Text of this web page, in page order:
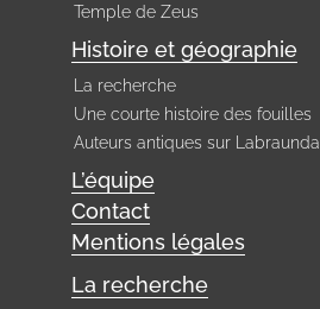
Temple de Zeus
Histoire et géographie
La recherche
Une courte histoire des fouilles
Auteurs antiques sur Labraunda
L’équipe
Contact
Mentions légales
La recherche